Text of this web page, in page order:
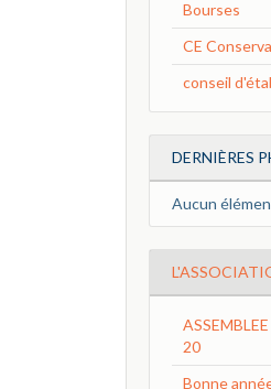
Bourses
CE
conseil
DERNIÈRES
Aucun
20
Bonne